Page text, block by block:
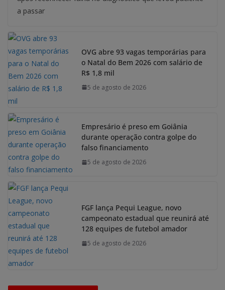
a passar
OVG abre 93 vagas temporárias para
o Natal do Bem 2026 com salário de
R$ 1,8 mil
5 de agosto de 2026
Empresário é preso em Goiânia
durante operação contra golpe do
falso financiamento
5 de agosto de 2026
FGF lança Pequi League, novo
campeonato estadual que reunirá até
128 equipes de futebol amador
5 de agosto de 2026